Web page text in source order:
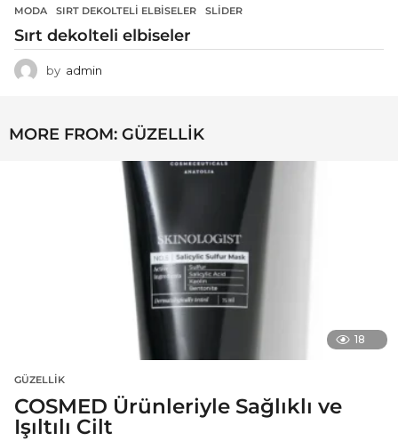
MODA SIRT DEKOLTELI ELBISELER ,SLIDER
Sırt dekolteli elbiseler
by admin
MORE FROM: GÜZELLIK
18
GÜZELLIK
COSMED Ürünleriyle Sağlıklı ve
Işıltılı Cilt